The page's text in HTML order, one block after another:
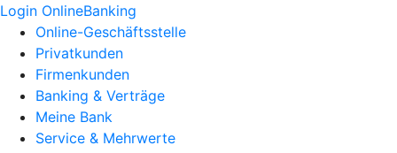
Login OnlineBanking
Online-Geschäftsstelle
Privatkunden
Firmenkunden
Banking & Verträge
Meine Bank
Service & Mehrwerte